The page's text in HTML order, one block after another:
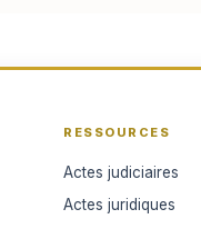
RESSOURCES
Actes judiciaires
Actes juridiques